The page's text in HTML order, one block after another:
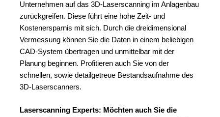
Unternehmen auf das 3D-Laserscanning im Anlagenbau
zurückgreifen. Diese führt eine hohe Zeit- und
Kostenersparnis mit sich. Durch die dreidimensional
Vermessung können Sie die Daten in einem beliebigen
CAD-System übertragen und unmittelbar mit der
Planung beginnen. Profitieren auch Sie von der
schnellen, sowie detailgetreue Bestandsaufnahme des
3D-Laserscanners.
Laserscanning Experts: Möchten auch Sie die